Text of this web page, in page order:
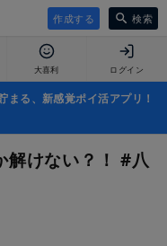
作成する 検索
大喜利 ログイン
る、新感覚ポイ活アプリ！
解けない？！ #八